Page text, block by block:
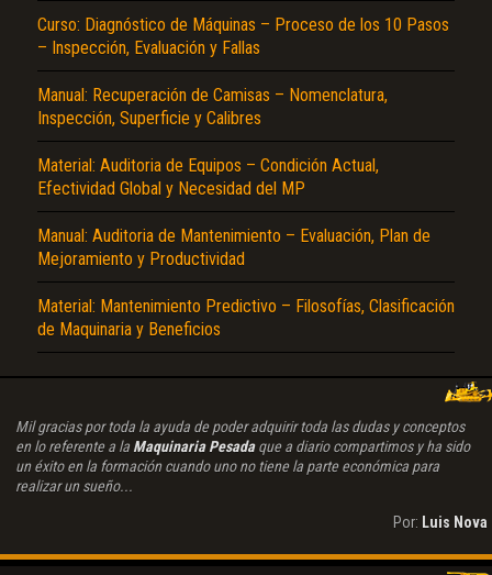
Curso: Diagnóstico de Máquinas – Proceso de los 10 Pasos
– Inspección, Evaluación y Fallas
Manual: Recuperación de Camisas – Nomenclatura,
Inspección, Superficie y Calibres
Material: Auditoria de Equipos – Condición Actual,
Efectividad Global y Necesidad del MP
Manual: Auditoria de Mantenimiento – Evaluación, Plan de
Mejoramiento y Productividad
Material: Mantenimiento Predictivo – Filosofías, Clasificación
de Maquinaria y Beneficios
Mil gracias por toda la ayuda de poder adquirir toda las dudas y conceptos
en lo referente a la Maquinaria Pesadaque a diario compartimos y ha sido
un éxito en la formación cuando uno no tiene la parte económica para
realizar un sueño...
Por: Luis Nova